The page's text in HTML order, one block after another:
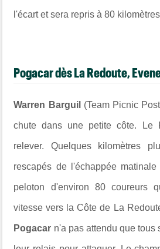
l'écart et sera repris à 80
Pogacar dès La Redoute,
Warren Barguil (Team Picnic
chute dans une petite côte. Le
relever. Quelques kilomètres
rescapés de l'échappée
peloton d'environ 80 coureurs
vitesse vers la Côte de La
Pogacar n'a pas attendu que tous